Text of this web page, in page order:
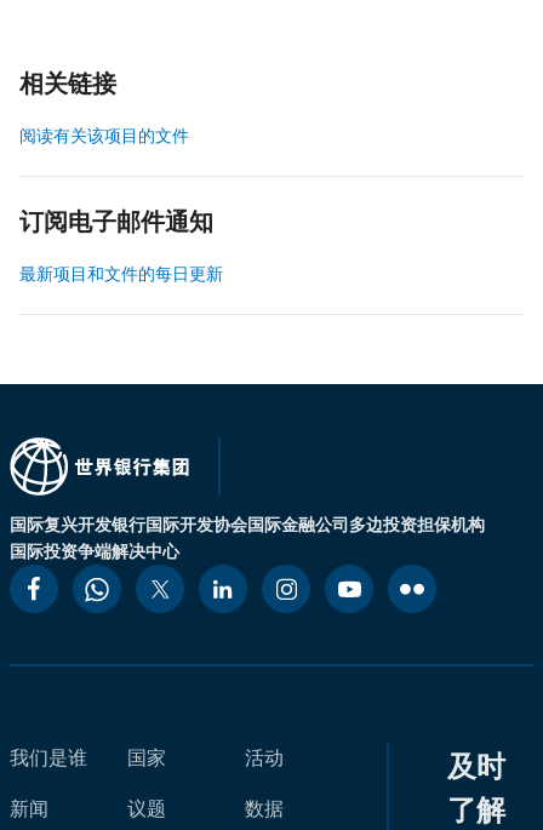
相关链接
阅读有关该项目的文件
订阅电子邮件通知
最新项目和文件的每日更新
国际复兴开发银行国际开发协会国际金融公司多边投资担保机构
国际投资争端解决中心
我们是谁
新闻
国家
议题
活动
数据
及时
了解